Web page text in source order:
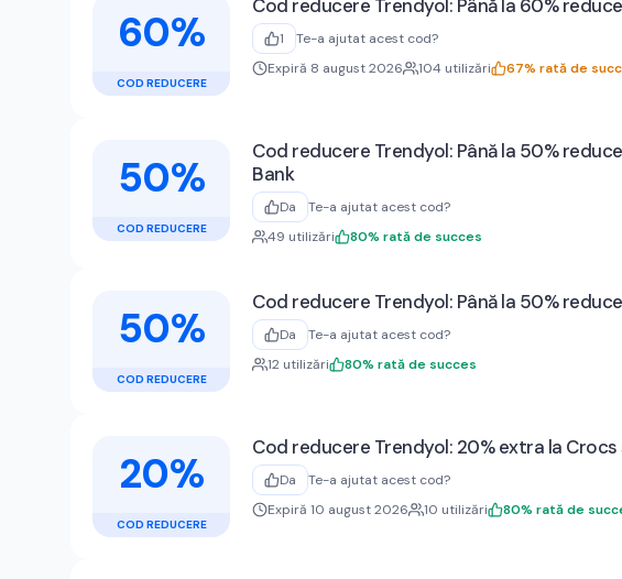
60%
COD REDUCERE
Cod reducere Trendyol: Până la 60%
1 Te-a ajutat acest cod?
Expiră 8 august 2026 104 utilizări 67% rată de
50%
COD REDUCERE
Cod reducere Trendyol: Până la 50%
Bank
Da Te-a ajutat acest cod?
49 utilizări 80% rată de succes
50%
COD REDUCERE
Cod reducere Trendyol: Până la 50%
Da Te-a ajutat acest cod?
12 utilizări 80% rată de succes
20%
COD REDUCERE
Cod reducere Trendyol: 20% extra la
Da Te-a ajutat acest cod?
Expiră 10 august 2026 10 utilizări 80% rată de